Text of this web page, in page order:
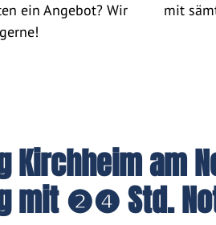
ein Angebot? Wir
mit
Kirchheim am
mit ❷❹ Std.